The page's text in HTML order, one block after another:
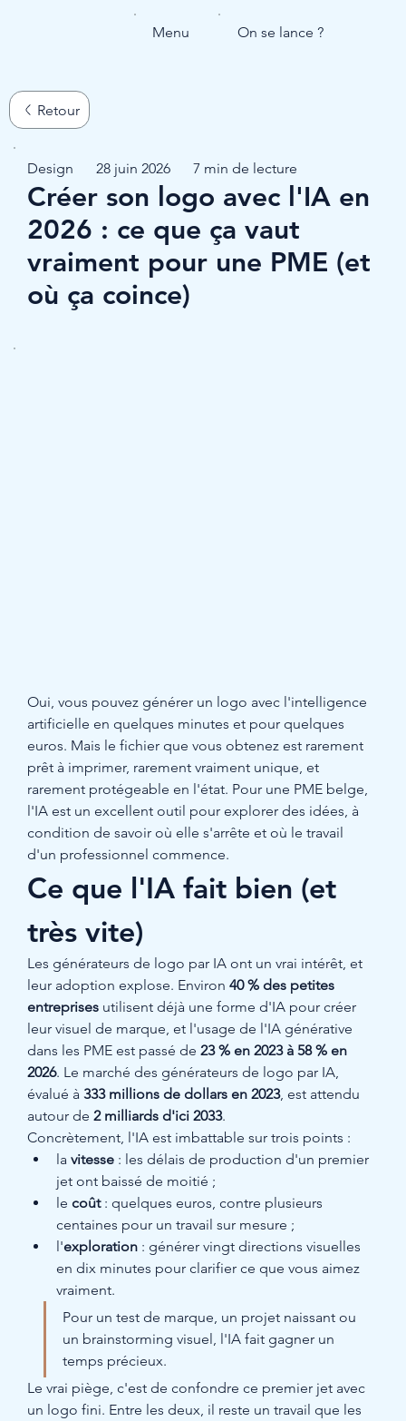
Menu On se lance ?
Oui, vous pouvez générer un logo avec l'intelligence
artificielle en quelques minutes et pour quelques
euros. Mais le fichier que vous obtenez est rarement
prêt à imprimer, rarement vraiment unique, et
rarement protégeable en l'état. Pour une PME belge,
l'IA est un excellent outil pour explorer des idées, à
condition de savoir où elle s'arrête et où le travail
d'un professionnel commence.
Ce que l'IA fait bien (et
très vite)
Les générateurs de logo par IA ont un vrai intérêt, et
leur adoption explose. Environ 40 % des petites
entreprises utilisent déjà une forme d'IA pour créer
leur visuel de marque, et l'usage de l'IA générative
dans les PME est passé de 23 % en 2023 à 58 % en
2026. Le marché des générateurs de logo par IA,
évalué à 333 millions de dollars en 2023, est attendu
autour de 2 milliards d'ici 2033.
Concrètement, l'IA est imbattable sur trois points :
la vitesse : les délais de production d'un premier
jet ont baissé de moitié ;
le coût : quelques euros, contre plusieurs
centaines pour un travail sur mesure ;
l'exploration : générer vingt directions visuelles
en dix minutes pour clarifier ce que vous aimez
vraiment.
Pour un test de marque, un projet naissant ou
un brainstorming visuel, l'IA fait gagner un
temps précieux.
Le vrai piège, c'est de confondre ce premier jet avec
un logo fini. Entre les deux, il reste un travail que les
Design 28 juin 2026 7 min de lecture
Créer son logo avec l'IA en
2026 : ce que ça vaut
vraiment pour une PME (et
où ça coince)